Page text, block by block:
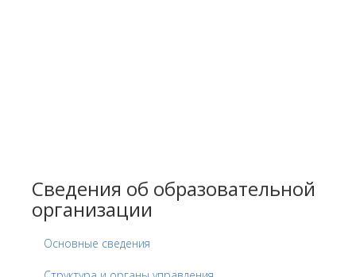
Сведения об образовательной
организации
Основные сведения